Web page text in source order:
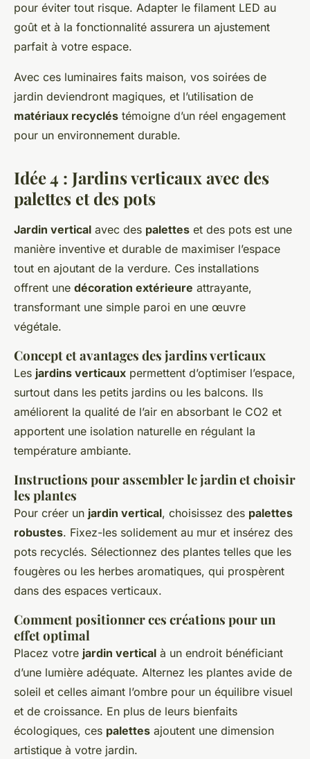
pour éviter tout risque. Adapter le filament LED au
goût et à la fonctionnalité assurera un ajustement
parfait à votre espace.
Avec ces luminaires faits maison, vos soirées de
jardin deviendront magiques, et l’utilisation de
matériaux recyclés témoigne d’un réel engagement
pour un environnement durable.
Idée 4 : Jardins verticaux avec des
palettes et des pots
Jardin vertical avec des palettes et des pots est une
manière inventive et durable de maximiser l’espace
tout en ajoutant de la verdure. Ces installations
offrent une décoration extérieure attrayante,
transformant une simple paroi en une œuvre
végétale.
Concept et avantages des jardins verticaux
Les jardins verticaux permettent d’optimiser l’espace,
surtout dans les petits jardins ou les balcons. Ils
améliorent la qualité de l’air en absorbant le CO2 et
apportent une isolation naturelle en régulant la
température ambiante.
Instructions pour assembler le jardin et choisir
les plantes
Pour créer un jardin vertical, choisissez des palettes
robustes. Fixez-les solidement au mur et insérez des
pots recyclés. Sélectionnez des plantes telles que les
fougères ou les herbes aromatiques, qui prospèrent
dans des espaces verticaux.
Comment positionner ces créations pour un
effet optimal
Placez votre jardin vertical à un endroit bénéficiant
d’une lumière adéquate. Alternez les plantes avide de
soleil et celles aimant l’ombre pour un équilibre visuel
et de croissance. En plus de leurs bienfaits
écologiques, ces palettes ajoutent une dimension
artistique à votre jardin.